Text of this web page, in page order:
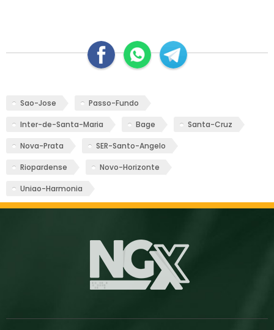
Sao-Jose Passo-Fundo
Inter-de-Santa-Maria Bage Santa-Cruz
Nova-Prata SER-Santo-Angelo
Riopardense Novo-Horizonte
Uniao-Harmonia